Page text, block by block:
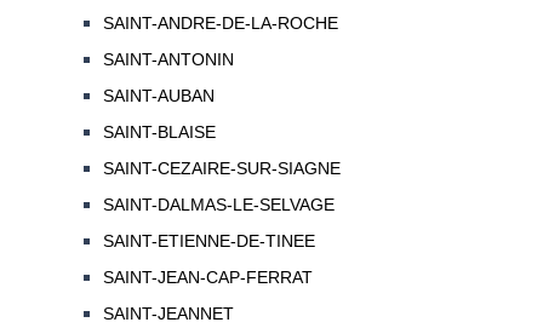
SAINT-ANDRE-DE-LA-ROCHE
SAINT-ANTONIN
SAINT-AUBAN
SAINT-BLAISE
SAINT-CEZAIRE-SUR-SIAGNE
SAINT-DALMAS-LE-SELVAGE
SAINT-ETIENNE-DE-TINEE
SAINT-JEAN-CAP-FERRAT
SAINT-JEANNET